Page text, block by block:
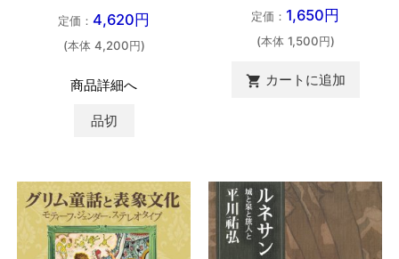
定価： 4,620円
(本体 4,200円)
商品詳細へ
品切
定価： 1,650円
(本体 1,500円)
 カートに追加